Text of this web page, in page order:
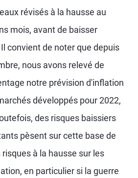
révisés à la hausse au
mois, avant de baisser
convient de noter que depuis
nous avons relevé de
notre prévision d'inflation
développés pour 2022,
des risques baissiers
pèsent sur cette base de
à la hausse sur les
en particulier si la guerre